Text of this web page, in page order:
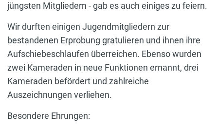
jüngsten Mitgliedern - gab es auch einiges zu feiern.
Wir durften einigen Jugendmitgliedern zur
bestandenen Erprobung gratulieren und ihnen ihre
Aufschiebeschlaufen überreichen. Ebenso wurden
zwei Kameraden in neue Funktionen ernannt, drei
Kameraden befördert und zahlreiche
Auszeichnungen verliehen.
Besondere Ehrungen: